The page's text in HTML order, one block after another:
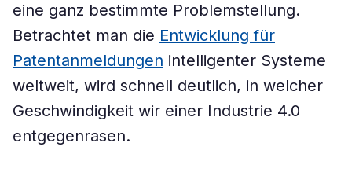
eine ganz bestimmte Problemstellung.
Betrachtet man die Entwicklung für
Patentanmeldungen intelligenter Systeme
weltweit, wird schnell deutlich, in welcher
Geschwindigkeit wir einer Industrie 4.0
entgegenrasen.